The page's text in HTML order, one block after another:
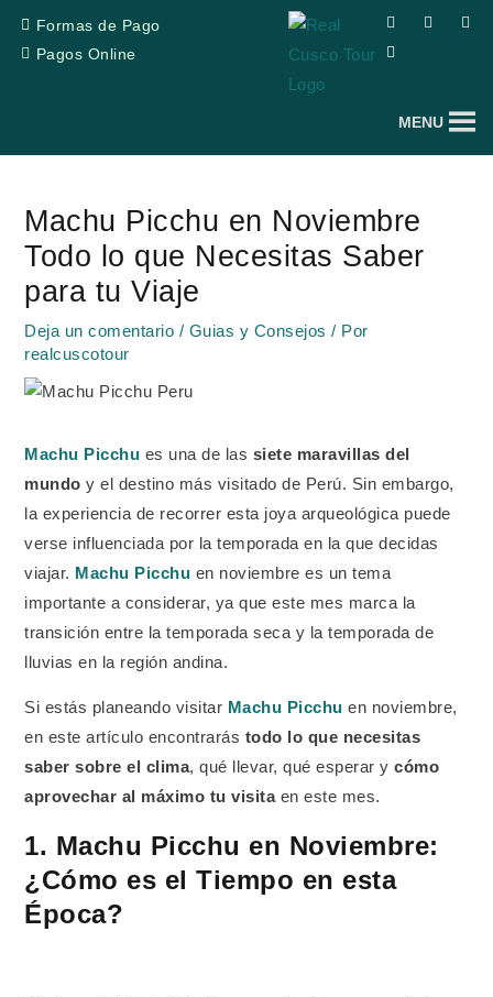
Formas de Pago
Pagos Online
F
a
c
Y
o
I
n
r
a
T
r
i
o
MENU
Machu Picchu en Noviembre
Todo lo que Necesitas Saber
para tu Viaje
Deja un comentario / Guias y Consejos / Por
realcuscotour
Machu Picchu es una de las siete maravillas del
mundo y el destino más visitado de Perú. Sin embargo,
la experiencia de recorrer esta joya arqueológica puede
verse influenciada por la temporada en la que decidas
viajar. Machu Picchu en noviembre es un tema
importante a considerar, ya que este mes marca la
transición entre la temporada seca y la temporada de
lluvias en la región andina.
Si estás planeando visitar Machu Picchu en noviembre,
en este artículo encontrarás todo lo que necesitas
saber sobre el clima, qué llevar, qué esperar ycómo
aprovechar al máximo tu visitaen este mes.
1. Machu Picchu en Noviembre:
¿Cómo es el Tiempo en esta
Época?
entradas